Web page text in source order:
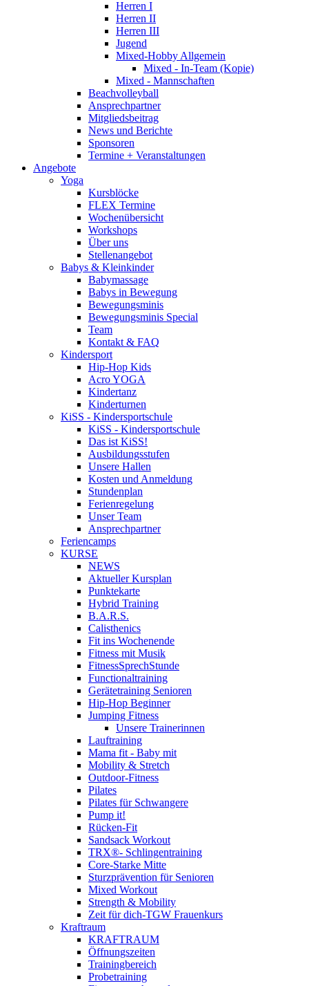
Herren I
Herren II
Herren III
Jugend
Mixed-Hobby Allgemein
Mixed - In-Team (Kopie)
Mixed - Mannschaften
Beachvolleyball
Ansprechpartner
Mitgliedsbeitrag
News und Berichte
Sponsoren
Termine + Veranstaltungen
Angebote
Yoga
Kursblöcke
FLEX Termine
Wochenübersicht
Workshops
Über uns
Stellenangebot
Babys & Kleinkinder
Babymassage
Babys in Bewegung
Bewegungsminis
Bewegungsminis Special
Team
Kontakt & FAQ
Kindersport
Hip-Hop Kids
Acro YOGA
Kindertanz
Kinderturnen
KiSS - Kindersportschule
KiSS - Kindersportschule
Das ist KiSS!
Ausbildungsstufen
Unsere Hallen
Kosten und Anmeldung
Stundenplan
Ferienregelung
Unser Team
Ansprechpartner
Feriencamps
KURSE
NEWS
Aktueller Kursplan
Punktekarte
Hybrid Training
B.A.R.S.
Calisthenics
Fit ins Wochenende
Fitness mit Musik
FitnessSprechStunde
Functionaltraining
Gerätetraining Senioren
Hip-Hop Beginner
Jumping Fitness
Unsere Trainerinnen
Lauftraining
Mama fit - Baby mit
Mobility & Stretch
Outdoor-Fitness
Pilates
Pilates für Schwangere
Pump it!
Rücken-Fit
Sandsack Workout
TRX®- Schlingentraining
Core-Starke Mitte
Sturzprävention für Senioren
Mixed Workout
Strength & Mobility
Zeit für dich-TGW Frauenkurs
Kraftraum
KRAFTRAUM
Öffnungszeiten
Trainingbereich
Probetraining